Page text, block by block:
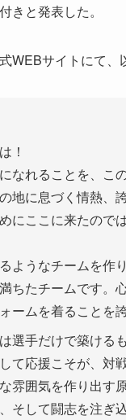
きと発表した。
WEBサイトにて、
！
なれることを、こ
地に息づく情熱、
にここに来たの
ようなチームを作
ちたチームです。
ームを着ることを
選手だけで築ける
て応援こそが、対
雰囲気を作り出す
そして闘志を注ぎ